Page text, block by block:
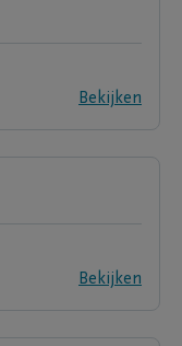
Bekijken
Bekijken